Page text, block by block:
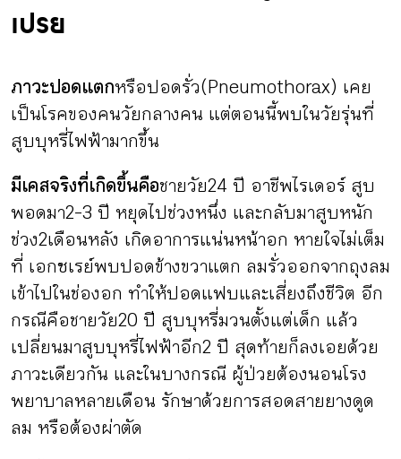
เปรย
ภาวะปอดแตกหรือปอดรั่ว (Pneumothorax) เคย
เป็นโรคของคนวัยกลางคน แต่ตอนนี้พบในวัยรุ่นที่
สูบบุหรี่ไฟฟ้ามากขึ้น
มีเคสจริงที่เกิดขึ้นคือชายวัย 24 ปี อาชีพไรเดอร์ สูบ
พอดมา 2-3 ปี หยุดไปช่วงหนึ่ง และกลับมาสูบหนัก
ช่วง2เดือนหลัง เกิดอาการแน่นหน้าอก หายใจไม่เต็ม
ที่ เอกซเรย์พบปอดข้างขวาแตก ลมรั่วออกจากถุงลม
เข้าไปในช่องอก ทำให้ปอดแฟบและเสี่ยงถึงชีวิต อีก
กรณีคือชายวัย 20 ปี สูบบุหรี่มวนตั้งแต่เด็ก แล้ว
เปลี่ยนมาสูบบุหรี่ไฟฟ้าอีก 2 ปี สุดท้ายก็ลงเอยด้วย
ภาวะเดียวกัน และในบางกรณี ผู้ป่วยต้องนอนโรง
พยาบาลหลายเดือน รักษาด้วยการสอดสายยางดูด
ลม หรือต้องผ่าตัด